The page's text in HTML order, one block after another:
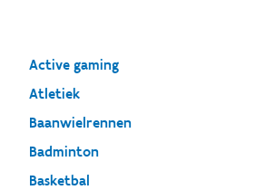
Active gaming
Atletiek
Baanwielrennen
Badminton
Basketbal